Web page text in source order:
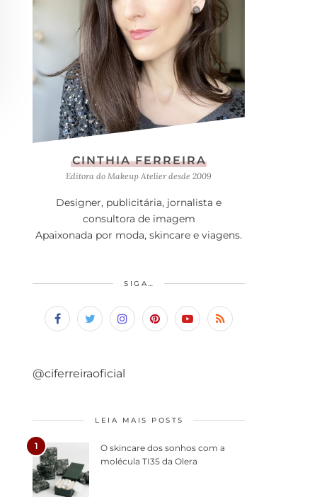
CINTHIA FERREIRA
Editora do Makeup Atelier desde 2009
Designer, publicitária, jornalista e
consultora de imagem
Apaixonada por moda, skincare e viagens.
SIGA…
@ciferreiraoficial
LEIA MAIS POSTS
1
O skincare dos sonhos com a
molécula TI35 da Olera